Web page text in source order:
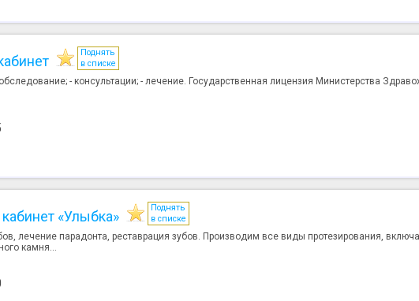
Поднять
в списке
- консультации; - лечение. Государственная лицензия Министерства
«Улыбка»
Поднять
в списке
лечение парадонта, реставрация зубов. Производим все виды протезирования,
камня...